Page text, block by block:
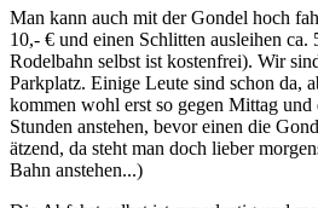
Man kann auch mit der Gondel hoch
10,- € und einen Schlitten ausleihen
Rodelbahn selbst ist kostenfrei). Wir
Parkplatz. Einige Leute sind schon da,
kommen wohl erst so gegen Mittag und
Stunden anstehen, bevor einen die
ätzend, da steht man doch lieber
Bahn anstehen...)